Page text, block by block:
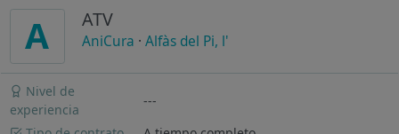
A ATV
AniCura ·Alfàs del Pi, l'
Nivel de
experiencia
---